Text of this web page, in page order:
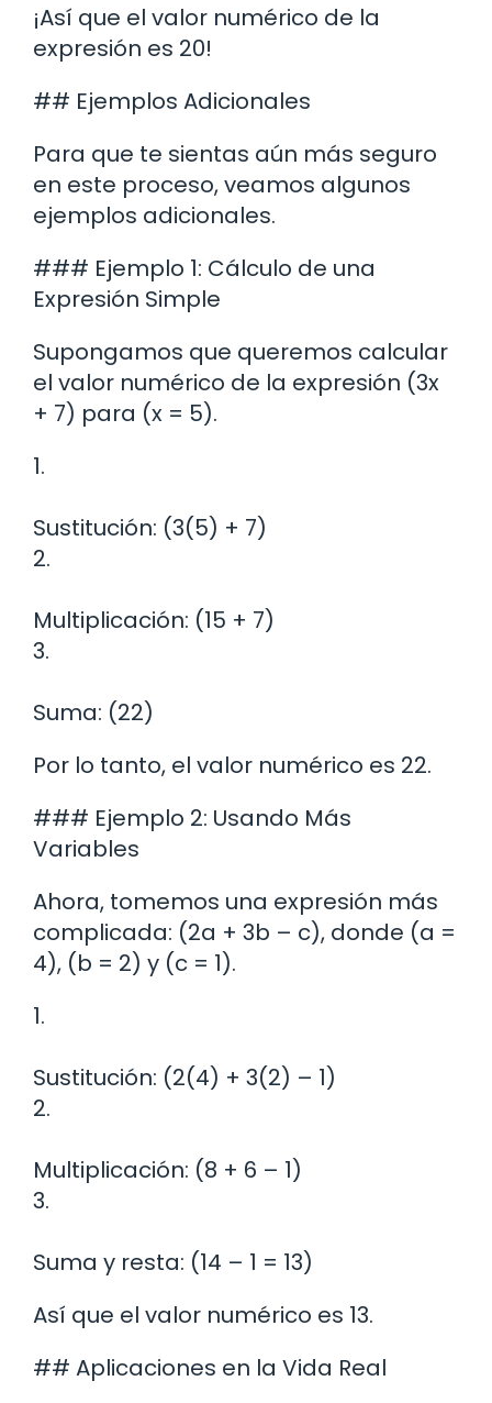
¡Así que el valor numérico de la
expresión es 20!
## Ejemplos Adicionales
Para que te sientas aún más seguro
en este proceso, veamos algunos
ejemplos adicionales.
### Ejemplo 1: Cálculo de una
Expresión Simple
Supongamos que queremos calcular
el valor numérico de la expresión (3x
+ 7) para (x = 5).
1.
Sustitución: (3(5) + 7)
2.
Multiplicación: (15 + 7)
3.
Suma: (22)
Por lo tanto, el valor numérico es 22.
### Ejemplo 2: Usando Más
Variables
Ahora, tomemos una expresión más
complicada: (2a + 3b – c), donde (a =
4), (b = 2) y (c = 1).
1.
Sustitución: (2(4) + 3(2) – 1)
2.
Multiplicación: (8 + 6 – 1)
3.
Suma y resta: (14 – 1 = 13)
Así que el valor numérico es 13.
## Aplicaciones en la Vida Real